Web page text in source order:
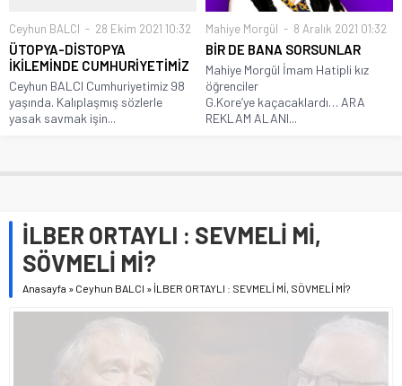
Ceyhun BALCI 28 Ekim 2021 10:32
ÜTOPYA-DİSTOPYA
İKİLEMİNDE CUMHURİYETİMİZ
Ceyhun BALCI Cumhuriyetimiz 98
yaşında. Kalıplaşmış sözlerle
yasak savmak işin...
Mahiye Morgül 8 Aralık 2021 01:32
BİR DE BANA SORSUNLAR
Mahiye Morgül İmam Hatipli kız
öğrenciler
G.Kore’ye kaçacaklardı… ARA
REKLAM ALANI...
İLBER ORTAYLI : SEVMELİ Mİ,
SÖVMELİ Mİ?
Anasayfa » Ceyhun BALCI » İLBER ORTAYLI : SEVMELİ Mİ, SÖVMELİ Mİ?